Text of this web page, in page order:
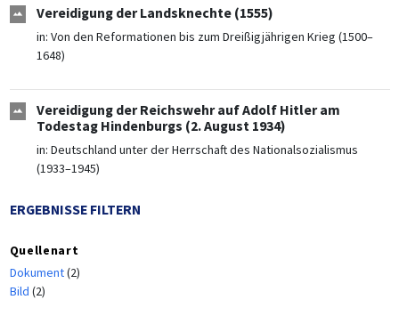
Vereidigung der Landsknechte (1555)
in: Von den Reformationen bis zum Dreißigjährigen Krieg (1500–
1648)
Vereidigung der Reichswehr auf Adolf Hitler am
Todestag Hindenburgs (2. August 1934)
in: Deutschland unter der Herrschaft des Nationalsozialismus
(1933–1945)
ERGEBNISSE FILTERN
Quellenart
Dokument(2)
Bild (2)